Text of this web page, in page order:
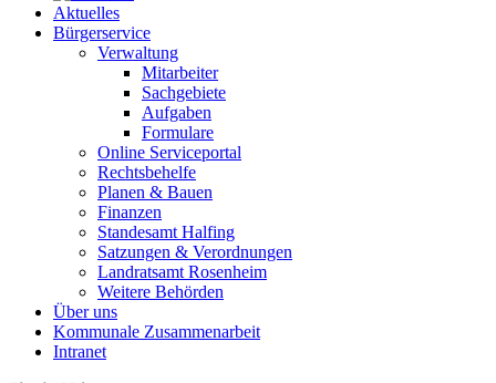
Aktuelles
Bürgerservice
Verwaltung
Mitarbeiter
Sachgebiete
Aufgaben
Formulare
Online Serviceportal
Rechtsbehelfe
Planen & Bauen
Finanzen
Standesamt Halfing
Satzungen & Verordnungen
Landratsamt Rosenheim
Weitere Behörden
Über uns
Kommunale Zusammenarbeit
Intranet